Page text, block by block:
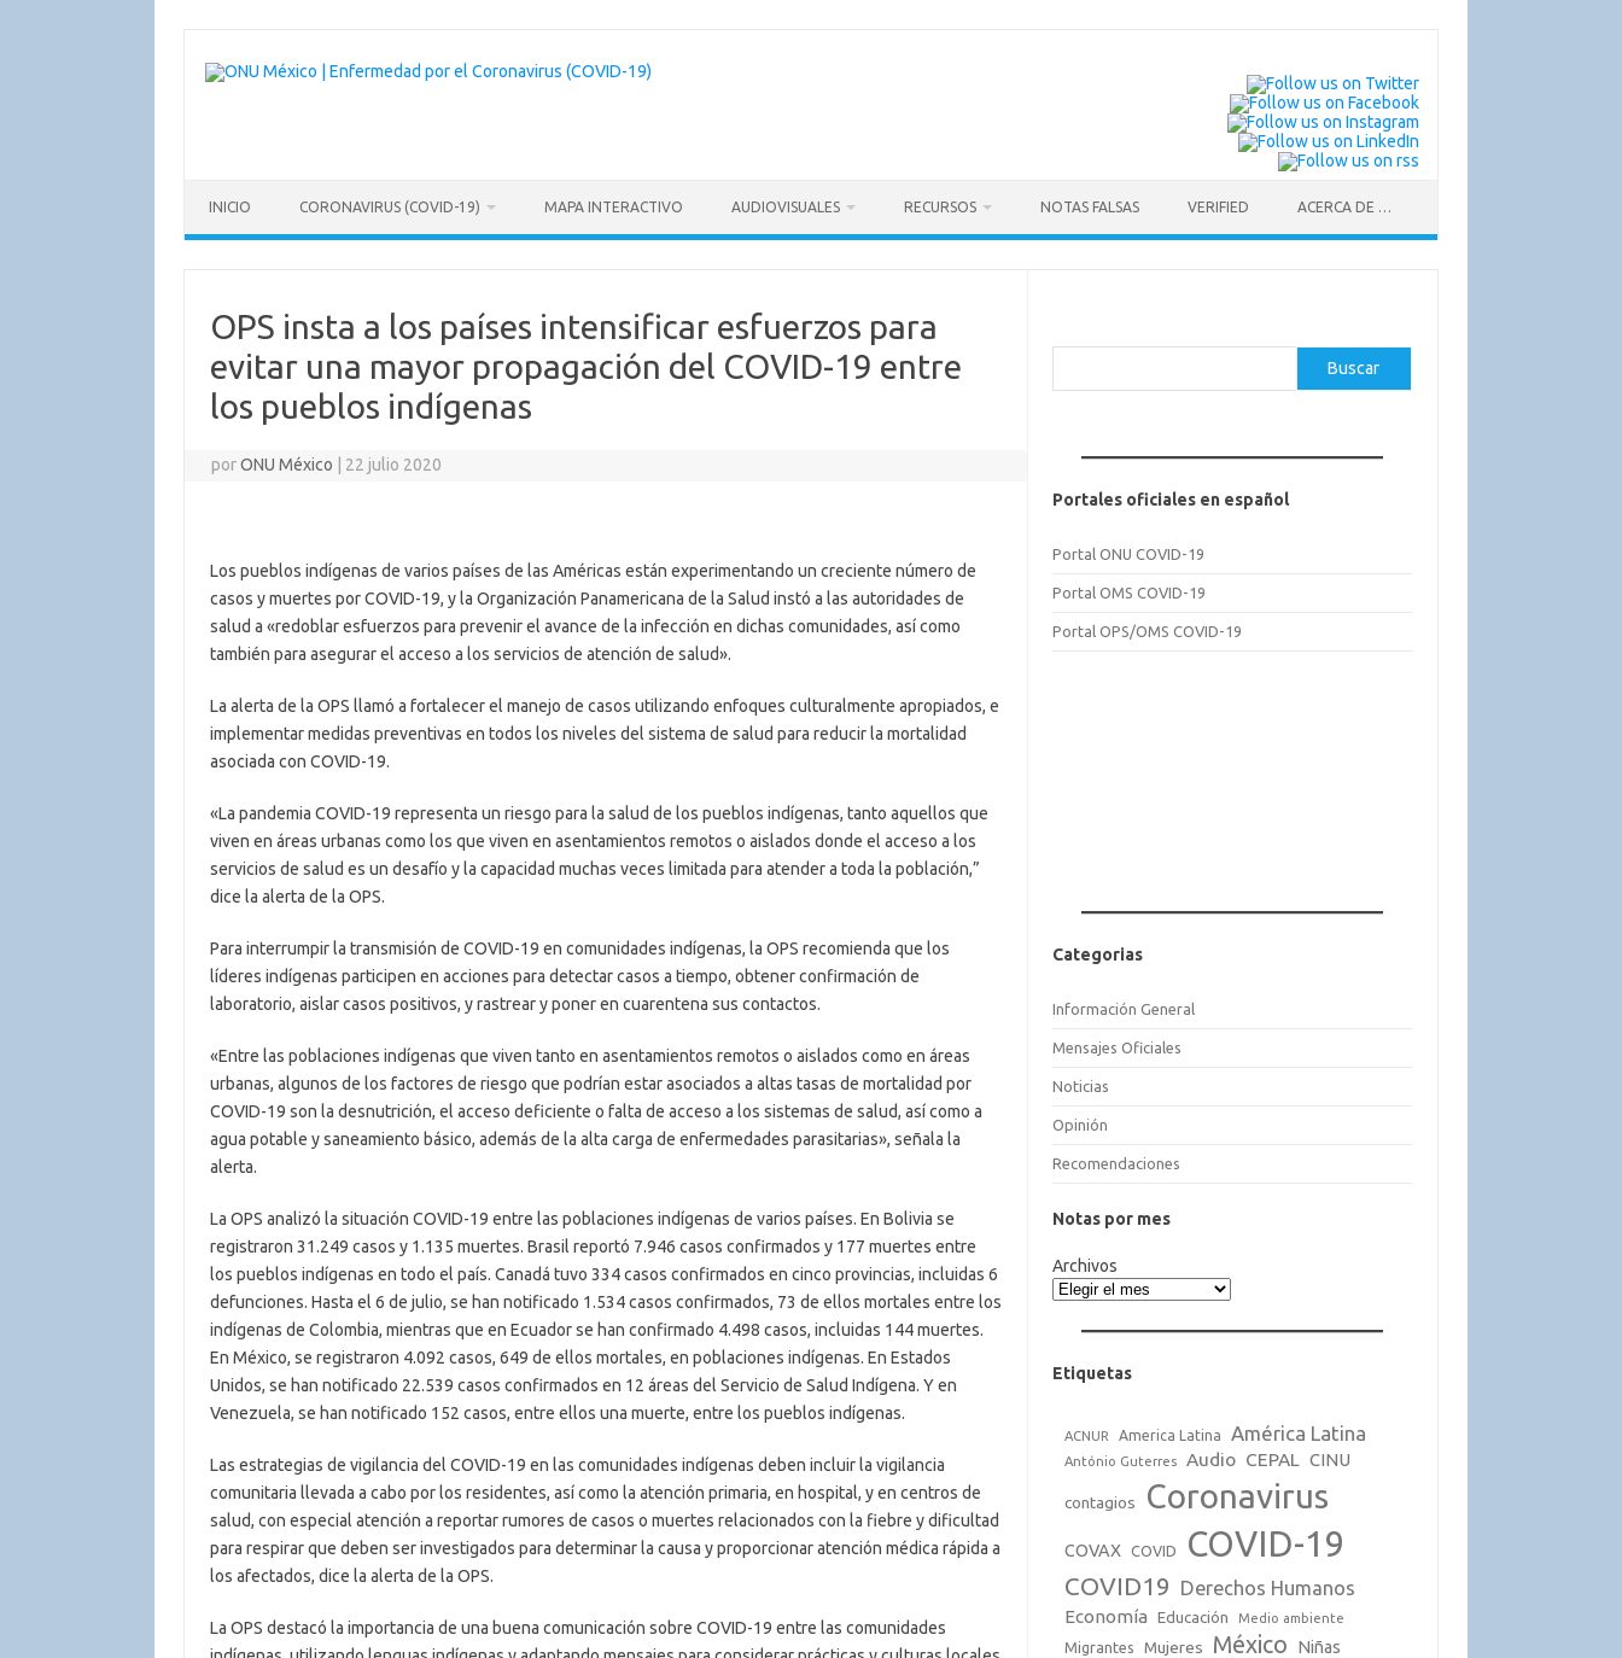
contenido
INICIO CORONAVIRUS (COVID-19) MAPA INTERACTIVO AUDIOVISUALES RECURSOS NOTAS FALSAS VERIFIED ACERCA DE …
OPS insta a los países intensificar esfuerzos para
evitar una mayor propagación del COVID-19 entre
los pueblos indígenas
porONU México 22 julio 2020
Los pueblos indígenas de varios países de las Américas están experimentando un creciente número de
casos y muertes por COVID-19, y la Organización Panamericana de la Salud instó a las autoridades de
salud a «redoblar esfuerzos para prevenir el avance de la infección en dichas comunidades, así como
también para asegurar el acceso a los servicios de atención de salud».
La alerta de la OPS llamó a fortalecer el manejo de casos utilizando enfoques culturalmente apropiados, e
implementar medidas preventivas en todos los niveles del sistema de salud para reducir la mortalidad
asociada con COVID-19.
«La pandemia COVID-19 representa un riesgo para la salud de los pueblos indígenas, tanto aquellos que
viven en áreas urbanas como los que viven en asentamientos remotos o aislados donde el acceso a los
servicios de salud es un desafío y la capacidad muchas veces limitada para atender a toda la población,”
dice la alerta de la OPS.
Para interrumpir la transmisión de COVID-19 en comunidades indígenas, la OPS recomienda que los
líderes indígenas participen en acciones para detectar casos a tiempo, obtener confirmación de
laboratorio, aislar casos positivos, y rastrear y poner en cuarentena sus contactos.
«Entre las poblaciones indígenas que viven tanto en asentamientos remotos o aislados como en áreas
urbanas, algunos de los factores de riesgo que podrían estar asociados a altas tasas de mortalidad por
COVID-19 son la desnutrición, el acceso deficiente o falta de acceso a los sistemas de salud, así como a
agua potable y saneamiento básico, además de la alta carga de enfermedades parasitarias», señala la
alerta.
La OPS analizó la situación COVID-19 entre las poblaciones indígenas de varios países. En Bolivia se
registraron 31.249 casos y 1.135 muertes. Brasil reportó 7.946 casos confirmados y 177 muertes entre
los pueblos indígenas en todo el país. Canadá tuvo 334 casos confirmados en cinco provincias, incluidas 6
defunciones. Hasta el 6 de julio, se han notificado 1.534 casos confirmados, 73 de ellos mortales entre los
indígenas de Colombia, mientras que en Ecuador se han confirmado 4.498 casos, incluidas 144 muertes.
En México, se registraron 4.092 casos, 649 de ellos mortales, en poblaciones indígenas. En Estados
Unidos, se han notificado 22.539 casos confirmados en 12 áreas del Servicio de Salud Indígena. Y en
Venezuela, se han notificado 152 casos, entre ellos una muerte, entre los pueblos indígenas.
Las estrategias de vigilancia del COVID-19 en las comunidades indígenas deben incluir la vigilancia
comunitaria llevada a cabo por los residentes, así como la atención primaria, en hospital, y en centros de
salud, con especial atención a reportar rumores de casos o muertes relacionados con la fiebre y dificultad
para respirar que deben ser investigados para determinar la causa y proporcionar atención médica rápida a
los afectados, dice la alerta de la OPS.
La OPS destacó la importancia de una buena comunicación sobre COVID-19 entre las comunidades
Buscar
Portales oficiales en español
Portal ONU COVID-19
Portal OMS COVID-19
Portal OPS/OMS COVID-19
Categorias
Información General
Mensajes Oficiales
Noticias
Opinión
Recomendaciones
Notas por mes
Archivos
Etiquetas
ACNUR America Latina América Latina
António Guterres Audio CEPAL CINU
contagios Coronavirus
COVAX COVID COVID-19
COVID19 Derechos Humanos
Economía Educación Medio ambiente
Migrantes Mujeres México Niñas